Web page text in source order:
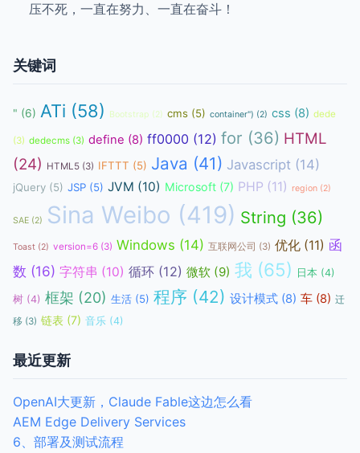
压不死，一直在努力、一直在奋斗！
关键词
" (6) ATi (58) Bootstrap (2) cms (5) container") (2) css (8) dede
(3) dedecms (3) define (8) ff0000 (12) for (36) HTML
(24) HTML5 (3) IFTTT (5) Java (41) Javascript (14)
jQuery (5) JSP (5) JVM (10) Microsoft (7) PHP (11) region (2)
SAE (2) Sina Weibo (419) String (36)
Toast (2) version=6 (3) Windows (14) 互联网公司 (3) 优化 (11) 函
数 (16) 字符串 (10) 循环 (12) 微软 (9) 我 (65) 日本 (4)
树 (4) 框架 (20) 生活 (5) 程序 (42) 设计模式 (8) 车 (8) 迁
移 (3) 链表 (7) 音乐 (4)
最近更新
OpenAI大更新，Claude Fable这边怎么看
AEM Edge Delivery Services
6、部署及测试流程